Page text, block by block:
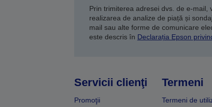
Prin trimiterea adresei dvs. de e-
realizarea de analize de piață și
mail sau alte forme de comunicare
este descris în Declarația Epson
Servicii clienţi
Promoţii
Termeni
Termeni de